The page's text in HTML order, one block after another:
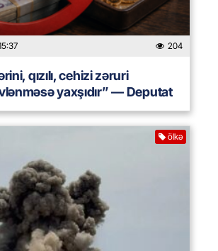
204
qızılı, cehizi zəruri
yaxşıdır” — Deputat
ölkə